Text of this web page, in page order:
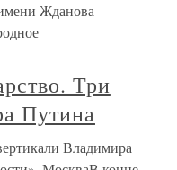
Жданова
Три
Путина
Владимира